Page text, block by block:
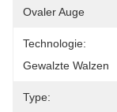
Ovaler Auge
Technologie:
Gewalzte Walzen
Type: